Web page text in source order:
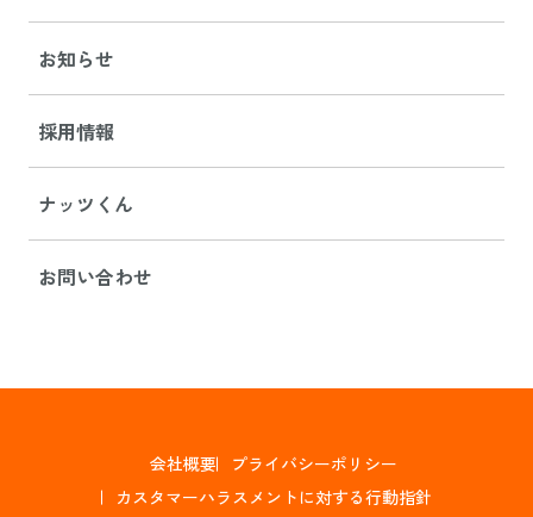
お知らせ
採用情報
ナッツくん
お問い合わせ
会社概要
プライバシーポリシー
カスタマーハラスメントに対する行動指針